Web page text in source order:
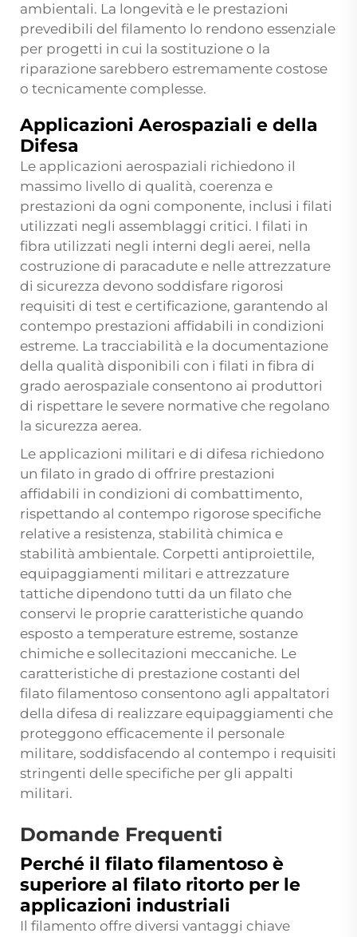
ambientali. La longevità e le prestazioni
prevedibili del filamento lo rendono essenziale
per progetti in cui la sostituzione o la
riparazione sarebbero estremamente costose
o tecnicamente complesse.
Applicazioni Aerospaziali e della
Difesa
Le applicazioni aerospaziali richiedono il
massimo livello di qualità, coerenza e
prestazioni da ogni componente, inclusi i filati
utilizzati negli assemblaggi critici. I filati in
fibra utilizzati negli interni degli aerei, nella
costruzione di paracadute e nelle attrezzature
di sicurezza devono soddisfare rigorosi
requisiti di test e certificazione, garantendo al
contempo prestazioni affidabili in condizioni
estreme. La tracciabilità e la documentazione
della qualità disponibili con i filati in fibra di
grado aerospaziale consentono ai produttori
di rispettare le severe normative che regolano
la sicurezza aerea.
Le applicazioni militari e di difesa richiedono
un filato in grado di offrire prestazioni
affidabili in condizioni di combattimento,
rispettando al contempo rigorose specifiche
relative a resistenza, stabilità chimica e
stabilità ambientale. Corpetti antiproiettile,
equipaggiamenti militari e attrezzature
tattiche dipendono tutti da un filato che
conservi le proprie caratteristiche quando
esposto a temperature estreme, sostanze
chimiche e sollecitazioni meccaniche. Le
caratteristiche di prestazione costanti del
filato filamentoso consentono agli appaltatori
della difesa di realizzare equipaggiamenti che
proteggono efficacemente il personale
militare, soddisfacendo al contempo i requisiti
stringenti delle specifiche per gli appalti
militari.
Domande Frequenti
Perché il filato filamentoso è
superiore al filato ritorto per le
applicazioni industriali
Il filamento offre diversi vantaggi chiave